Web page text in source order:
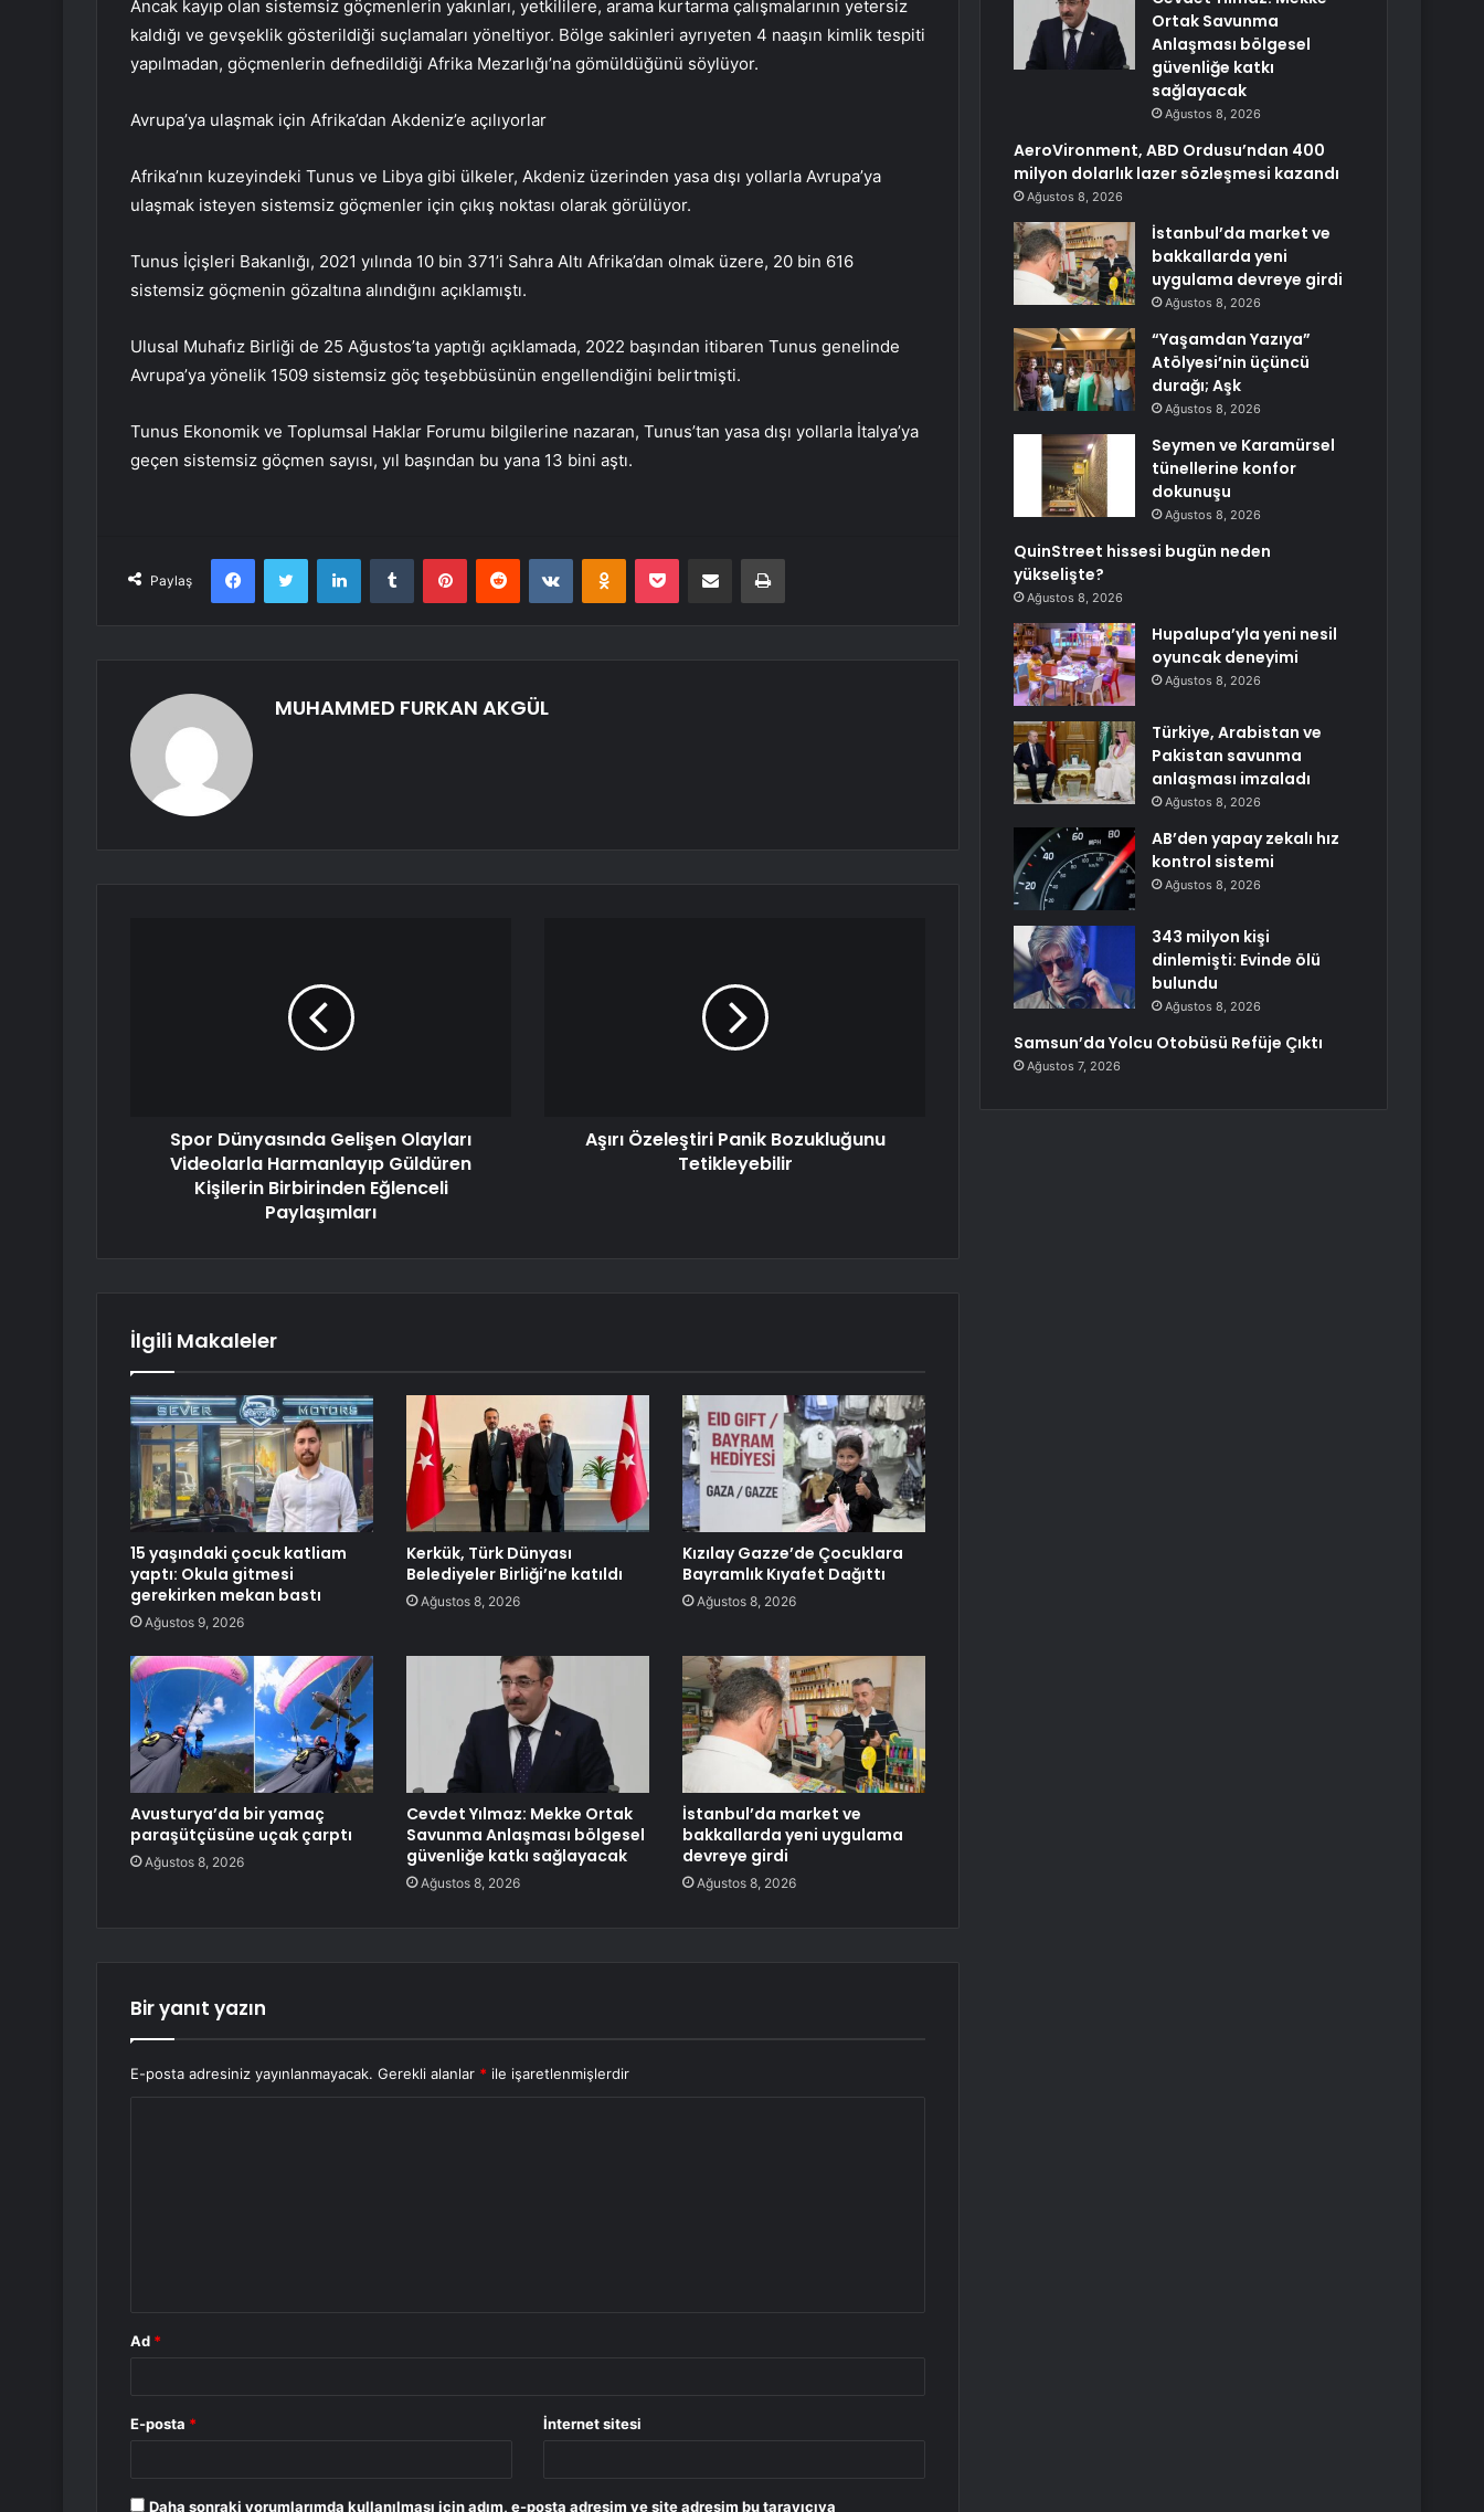
Ancak kayıp olan sistemsiz göçmenlerin yakınları, yetkililere, arama kurtarma çalışmalarının yetersiz
kaldığı ve gevşeklik gösterildiği suçlamaları yöneltiyor. Bölge sakinleri ayrıyeten 4 naaşın kimlik tespiti
yapılmadan, göçmenlerin defnedildiği Afrika Mezarlığı’na gömüldüğünü söylüyor.
Avrupa’ya ulaşmak için Afrika’dan Akdeniz’e açılıyorlar
Afrika’nın kuzeyindeki Tunus ve Libya gibi ülkeler, Akdeniz üzerinden yasa dışı yollarla Avrupa’ya
ulaşmak isteyen sistemsiz göçmenler için çıkış noktası olarak görülüyor.
Tunus İçişleri Bakanlığı, 2021 yılında 10 bin 371’i Sahra Altı Afrika’dan olmak üzere, 20 bin 616
sistemsiz göçmenin gözaltına alındığını açıklamıştı.
Ulusal Muhafız Birliği de 25 Ağustos’ta yaptığı açıklamada, 2022 başından itibaren Tunus genelinde
Avrupa’ya yönelik 1509 sistemsiz göç teşebbüsünün engellendiğini belirtmişti.
Tunus Ekonomik ve Toplumsal Haklar Forumu bilgilerine nazaran, Tunus’tan yasa dışı yollarla İtalya’ya
geçen sistemsiz göçmen sayısı, yıl başından bu yana 13 bini aştı.
Paylaş
FacebookTwitter LinkedInTumblr PinterestReddit VKontakteOdnoklassniki
Pocket E-Posta ile paylaş Yazdır
MUHAMMED FURKAN AKGÜL
Spor Dünyasında Gelişen Olayları
Videolarla Harmanlayıp Güldüren
Kişilerin Birbirinden Eğlenceli
Paylaşımları
Aşırı Özeleştiri Panik Bozukluğunu
Tetikleyebilir
İlgili Makaleler
15 yaşındaki çocuk katliam
yaptı: Okula gitmesi
gerekirken mekan bastı
Ağustos 9, 2026
Kerkük, Türk Dünyası
Belediyeler Birliği’ne katıldı
Ağustos 8, 2026
Kızılay Gazze’de Çocuklara
Bayramlık Kıyafet Dağıttı
Ağustos 8, 2026
Avusturya’da bir yamaç
paraşütçüsüne uçak çarptı
Ağustos 8, 2026
Cevdet Yılmaz: Mekke Ortak
Savunma Anlaşması bölgesel
güvenliğe katkı sağlayacak
Ağustos 8, 2026
İstanbul’da market ve
bakkallarda yeni uygulama
devreye girdi
Ağustos 8, 2026
Bir yanıt yazın
E-posta adresiniz yayınlanmayacak. Gerekli alanlar * ile işaretlenmişlerdir
Ad *
E-posta * İnternet sitesi
Daha sonraki yorumlarımda kullanılması için adım, e-posta adresim ve site adresim bu tarayıcıya
Ortak Savunma
Anlaşması bölgesel
güvenliğe katkı
sağlayacak
Ağustos 8, 2026
AeroVironment, ABD Ordusu’ndan 400
milyon dolarlık lazer sözleşmesi kazandı
Ağustos 8, 2026
İstanbul’da market ve
bakkallarda yeni
uygulama devreye girdi
Ağustos 8, 2026
“Yaşamdan Yazıya”
Atölyesi’nin üçüncü
durağı; Aşk
Ağustos 8, 2026
Seymen ve Karamürsel
tünellerine konfor
dokunuşu
Ağustos 8, 2026
QuinStreet hissesi bugün neden
yükselişte?
Ağustos 8, 2026
Hupalupa’yla yeni nesil
oyuncak deneyimi
Ağustos 8, 2026
Türkiye, Arabistan ve
Pakistan savunma
anlaşması imzaladı
Ağustos 8, 2026
AB’den yapay zekalı hız
kontrol sistemi
Ağustos 8, 2026
343 milyon kişi
dinlemişti: Evinde ölü
bulundu
Ağustos 8, 2026
Samsun’da Yolcu Otobüsü Refüje Çıktı
Ağustos 7, 2026